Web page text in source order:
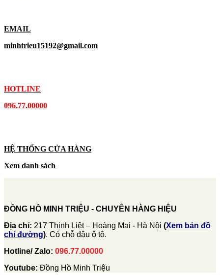
EMAIL
minhtrieu15192@gmail.com
HOTLINE
096.77.00000
HỆ THỐNG CỬA HÀNG
Xem danh sách
ĐỒNG HỒ MINH TRIỆU - CHUYÊN HÀNG HIỆU
Địa chỉ: 217 Thịnh Liệt – Hoàng Mai - Hà Nội (Xem bản đồ
chỉ đường). Có chỗ đậu ô tô.
Hotline/ Zalo: 096.77.00000
Youtube: Đồng Hồ Minh Triệu